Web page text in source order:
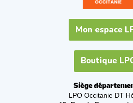
Mon espace
Boutique
Siège
LPO Occitanie DT